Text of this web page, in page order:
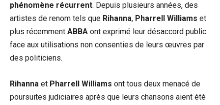
phénomène récurrent. Depuis plusieurs années, des
artistes de renom tels que Rihanna, Pharrell Williams et
plus récemment ABBA ont exprimé leur désaccord public
face aux utilisations non consenties de leurs œuvres par
des politiciens.
Rihanna et Pharrell Williams ont tous deux menacé de
poursuites judiciaires après que leurs chansons aient été